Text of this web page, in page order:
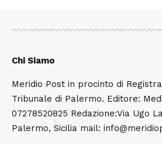
Chi Siamo
Meridio Post in procinto di
Tribunale di Palermo. Editore:
07278520825 Redazione:Via Ugo
Palermo, Sicilia mail: